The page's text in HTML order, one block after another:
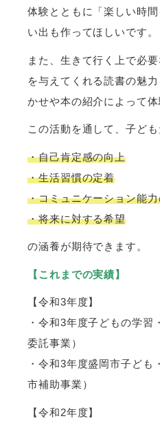
体験とともに「楽しい時
い出も作ってほしいです。
また、生きて行く上で必
を与えてくれる読書の魅
かせや本の紹介によって体
この活動を通して、子ど
・自己肯定感の向上
・生活習慣の定着
・コミュニケーション能
・将来に対する希望
の涵養が期待できます。
【これまでの実績】
【令和3年度】
・令和3年度子どもの学習
委託事業）
・令和3年度盛岡市子ども
市補助事業）
【令和2年度】